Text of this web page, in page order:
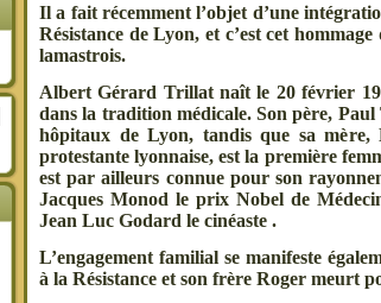
Il a fait récemment l’objet d’une
Résistance de Lyon, et c’est cet
lamastrois.
Albert Gérard Trillat naît le 20 février
dans la tradition médicale. Son père,
hôpitaux de Lyon, tandis que sa mère,
protestante lyonnaise, est la première
est par ailleurs connue pour son
Jacques Monod le prix Nobel de
Jean Luc Godard le cinéaste .
L’engagement familial se manifeste
à la Résistance et son frère Roger meurt